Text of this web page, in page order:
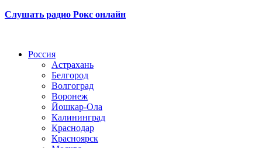
Слушать радио Рокс онлайн
Россия
Астрахань
Белгород
Волгоград
Воронеж
Йошкар-Ола
Калининград
Краснодар
Красноярск